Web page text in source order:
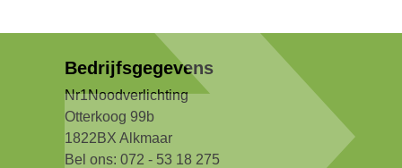
Bedrijfsgegevens
Nr1Noodverlichting
Otterkoog 99b
1822BX Alkmaar
Bel ons: 072 - 53 18 275